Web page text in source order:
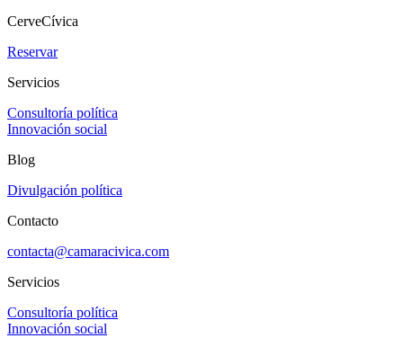
CerveCívica
Reservar
Servicios
Consultoría política
Innovación social
Blog
Divulgación política
Contacto
contacta@camaracivica.com
Servicios
Consultoría política
Innovación social